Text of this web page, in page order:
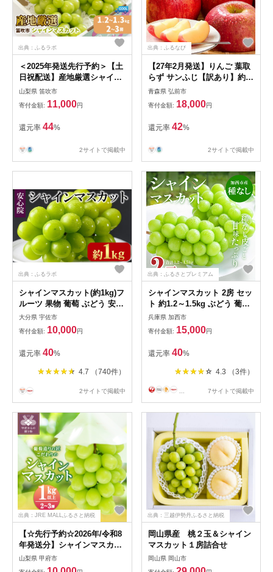
出典：ふるラボ
＜2025年発送先行予約＞【土
日祝配送】産地厳選シャイン
マスカット1.2kg～1.3kg（2
房～3房）※沖縄・離島配送
不可※ 106-003｜シャインマ
スカット 発送 笛吹市 山梨県
フルーツ 果物 ぶどう 葡萄 大
すめ シャインマスカット 贈
ぶどう 人気 国産 1.2kg 先行
予約 シャイン ｜
山梨県 笛吹市
寄付金額: 11,000円
還元率 44%
2サイトで掲載中
出典：ふるなび
【27年2月発送】りんご 葉取
らず サンふじ【訳あり】約
10kg 糖度13度以上 EMりん
ご 林檎 リンゴ 果物 くだもの
フルーツ 青森県 弘前市 不揃
い 規格外
青森県 弘前市
寄付金額: 18,000円
還元率 42%
2サイトで掲載中
出典：ふるラボ
シャインマスカット(約1kg)フ
ルーツ 果物 葡萄 ぶどう 安心
院 人気 ランキング＜先行予
約受付中！2025年8月下旬よ
り順次発送予定＞＜北海道 沖
縄 離島配送不可＞
【106300101】【大分県農業
協同組合 北部エリア】
大分県 宇佐市
寄付金額: 10,000円
還元率 40%
4.7 （740件）
2サイトで掲載中
出典：ふるさとプレミアム
シャインマスカット 2房 セッ
ト 約1.2～1.5kg ぶどう 葡萄
ブドウ マスカット 種なし 高
級ぶどう フルーツ 果物 くだ
もの 季節のフルーツ 旬のフ
兵庫県 加西市
寄付金額: 15,000円
還元率 40%
4.3 （3件）
7サイトで掲載中
出典：JRE MALLふるさと納税
【☆先行予約☆2026年/令和8
年発送分】シャインマスカッ
ト（こだわり）1.0kg以上〈2
山梨県 甲府市
出典：三越伊勢丹ふるさと納税
岡山県産 桃２玉＆シャイン
マスカット１房詰合せ
岡山県 岡山市